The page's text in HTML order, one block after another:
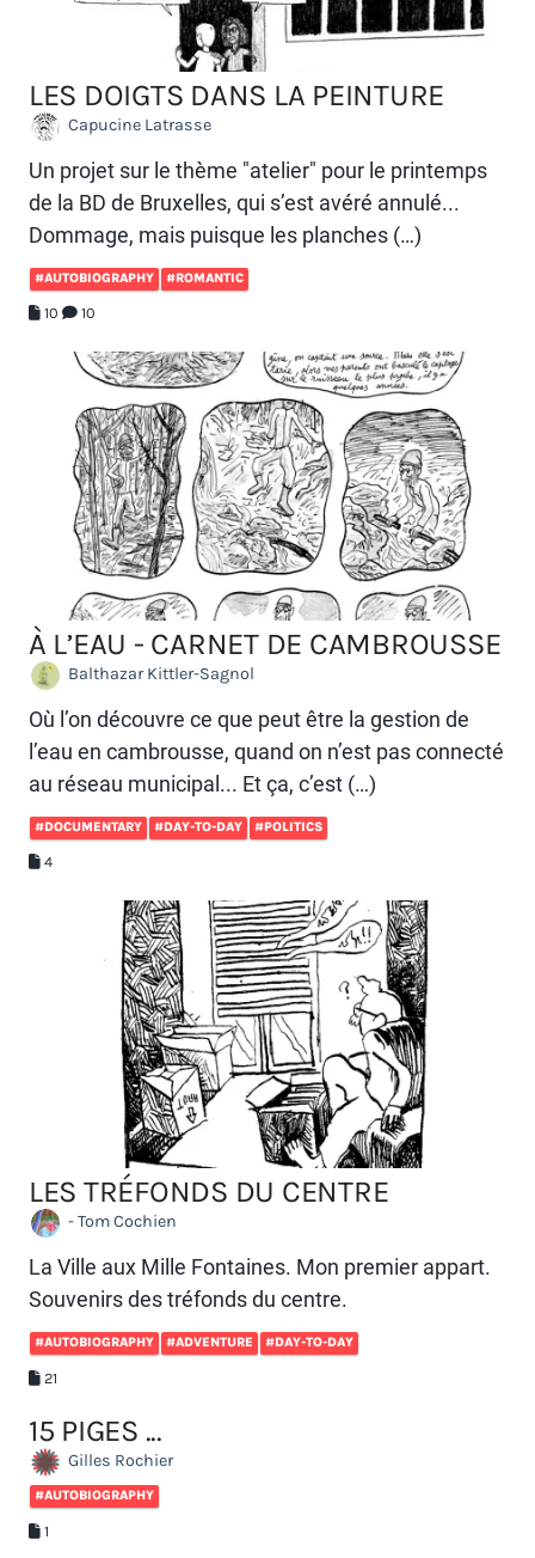
LES DOIGTS DANS LA PEINTURE
Capucine Latrasse
Un projet sur le thème "atelier" pour le printemps
de la BD de Bruxelles, qui s’est avéré annulé...
Dommage, mais puisque les planches (…)
#AUTOBIOGRAPHY #ROMANTIC
10 10
À L’EAU - CARNET DE CAMBROUSSE
Balthazar Kittler-Sagnol
Où l’on découvre ce que peut être la gestion de
l’eau en cambrousse, quand on n’est pas connecté
au réseau municipal... Et ça, c’est (…)
#DOCUMENTARY #DAY-TO-DAY #POLITICS
4
LES TRÉFONDS DU CENTRE
- Tom Cochien
La Ville aux Mille Fontaines. Mon premier appart.
Souvenirs des tréfonds du centre.
#AUTOBIOGRAPHY #ADVENTURE #DAY-TO-DAY
21
15 PIGES ...
Gilles Rochier
#AUTOBIOGRAPHY
1